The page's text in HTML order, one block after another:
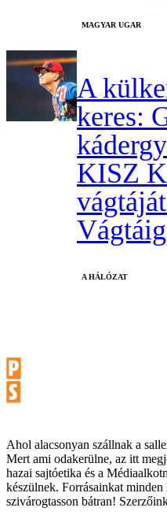
MAGYAR UGAR
A
keres:
KISZ
Vágtáig
A HÁLÓZAT
Ahol alacsonyan szállnak a
Mert ami odakerülne, az itt
hazai sajtóetika és a
készülnek. Forrásainkat
szivárogtasson bátran!